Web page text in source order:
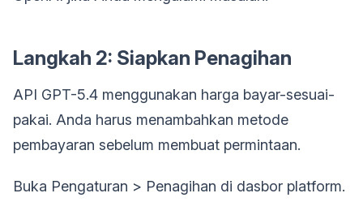
Langkah 2: Siapkan Penagihan
API GPT-5.4 menggunakan harga bayar-sesuai-
pakai. Anda harus menambahkan metode
pembayaran sebelum membuat permintaan.
Buka Pengaturan > Penagihan di dasbor platform.